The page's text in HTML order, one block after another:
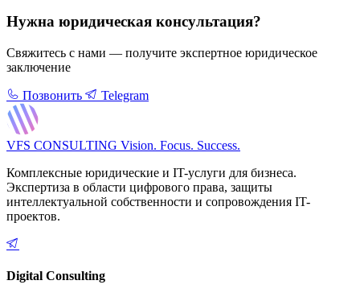
Нужна юридическая консультация?
Свяжитесь с нами — получите экспертное юридическое
заключение
Позвонить Telegram
VFS CONSULTING Vision. Focus. Success.
Комплексные юридические и IT-услуги для бизнеса.
Экспертиза в области цифрового права, защиты
интеллектуальной собственности и сопровождения IT-
проектов.
Digital Consulting